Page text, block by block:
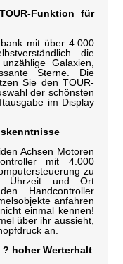
Funktion für
mit über 4.000
die
Galaxien,
Sterne. Die
Sie den TOUR-
der schönsten
im Display
Achsen Motoren
mit 4.000
zu
Uhrzeit und Ort
Handcontroller
anfahren
einmal kennen!
über ihr aussieht,
an.
hoher Werterhalt